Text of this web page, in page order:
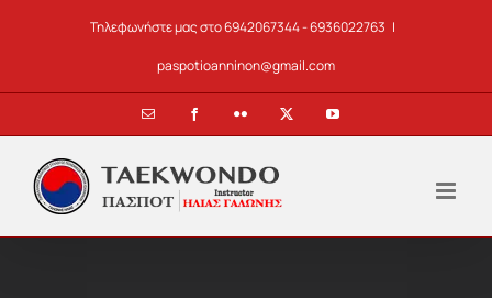
Τηλεφωνήστε μας στο 6942067344 - 6936022763 |
paspotioanninon@gmail.com
Email FacebookFlickr YouTube